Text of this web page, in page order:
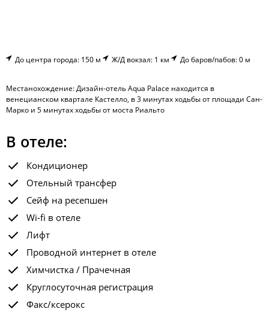
До центра города: 150 м Ж/Д вокзал: 1 км До баров/пабов: 0 м
Местанохождение: Дизайн-отель Aqua Palace находится в
венецианском квартале Кастелло, в 3 минутах ходьбы от площади Сан-
Марко и 5 минутах ходьбы от моста Риальто
В отеле:
Кондиционер
Отельный трансфер
Сейф на ресепшен
Wi-fi в отеле
Лифт
Проводной интернет в отеле
Химчистка / Прачечная
Круглосуточная регистрация
Факс/ксерокс